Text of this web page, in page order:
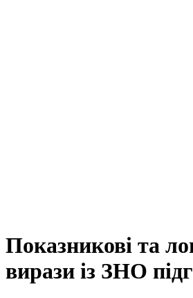
Показникові та
вирази із ЗНО